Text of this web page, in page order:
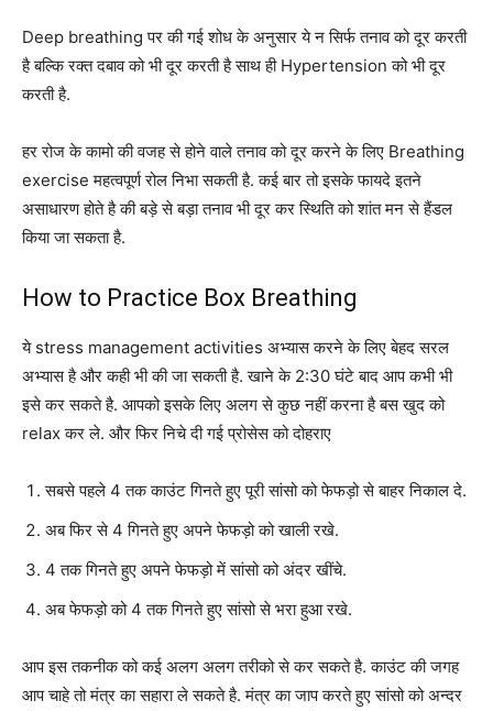
Deep breathing पर की गई शोध के अनुसार ये न सिर्फ तनाव को दूर करती
है बल्कि रक्त दबाव को भी दूर करती है साथ ही Hypertension को भी दूर
करती है.
हर रोज के कामो की वजह से होने वाले तनाव को दूर करने के लिए Breathing
exercise महत्वपूर्ण रोल निभा सकती है. कई बार तो इसके फायदे इतने
असाधारण होते है की बड़े से बड़ा तनाव भी दूर कर स्थिति को शांत मन से हैंडल
किया जा सकता है.
How to Practice Box Breathing
ये stress management activities अभ्यास करने के लिए बेहद सरल
अभ्यास है और कही भी की जा सकती है. खाने के 2:30 घंटे बाद आप कभी भी
इसे कर सकते है. आपको इसके लिए अलग से कुछ नहीं करना है बस खुद को
relax कर ले. और फिर निचे दी गई प्रोसेस को दोहराए
सबसे पहले 4 तक काउंट गिनते हुए पूरी सांसो को फेफड़ो से बाहर निकाल दे.
अब फिर से 4 गिनते हुए अपने फेफड़ो को खाली रखे.
4 तक गिनते हुए अपने फेफड़ो में सांसो को अंदर खींचे.
अब फेफड़ो को 4 तक गिनते हुए सांसो से भरा हुआ रखे.
आप इस तकनीक को कई अलग अलग तरीको से कर सकते है. काउंट की जगह
आप चाहे तो मंत्र का सहारा ले सकते है. मंत्र का जाप करते हुए सांसो को अन्दर